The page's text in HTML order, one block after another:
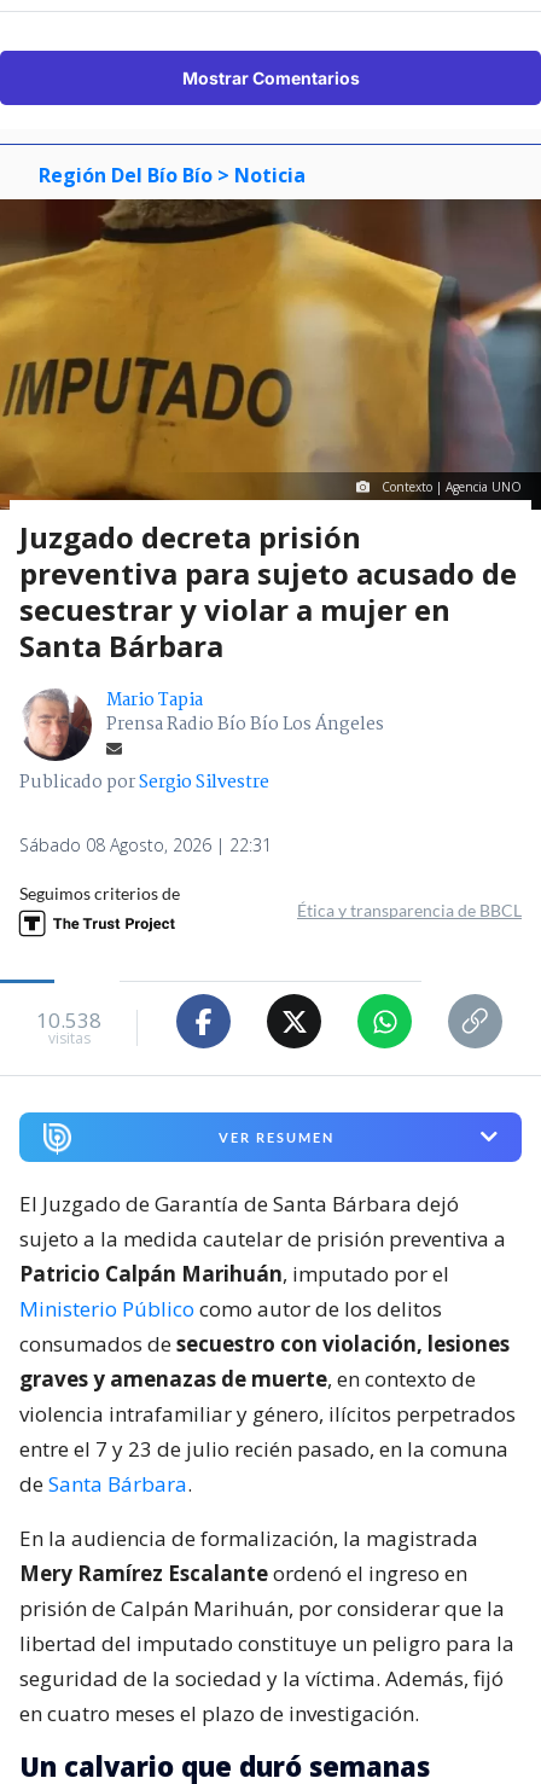
Mostrar Comentarios
Región Del Bío Bío > Noticia
Contexto | Agencia UNO
Juzgado decreta prisión
preventiva para sujeto acusado de
secuestrar y violar a mujer en
Santa Bárbara
Mario Tapia
Prensa Radio Bío Bío Los Ángeles
Publicado porSergio Silvestre
Sábado 08 Agosto, 2026 | 22:31
Seguimos criterios de
Ética y transparencia de BBCL
10.538
visitas
VER RESUMEN
El Juzgado de Garantía de Santa Bárbara dejó
sujeto a la medida cautelar de prisión preventiva a
Patricio Calpán Marihuán, imputado por el
Ministerio Público como autor de los delitos
consumados desecuestro con violación, lesiones
graves y amenazas de muerte, en contexto de
violencia intrafamiliar y género, ilícitos perpetrados
entre el 7 y 23 de julio recién pasado, en la comuna
deSanta Bárbara.
En la audiencia de formalización, la magistrada
Mery Ramírez Escalanteordenó el ingreso en
prisión de Calpán Marihuán, por considerar que la
libertad del imputado constituye un peligro para la
seguridad de la sociedad y la víctima. Además, fijó
en cuatro meses el plazo de investigación.
Un calvario que duró semanas